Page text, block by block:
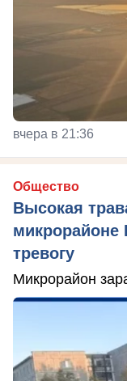
вчера в 21:36
Общество
Высокая
микрорайоне
тревогу
Микрорайон